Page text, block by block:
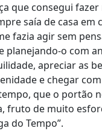
que consegui
saía de casa em
fazia agir sem
planejando-o com
apreciar as
e chegar
que o portão
fruto de muito
do Tempo”.